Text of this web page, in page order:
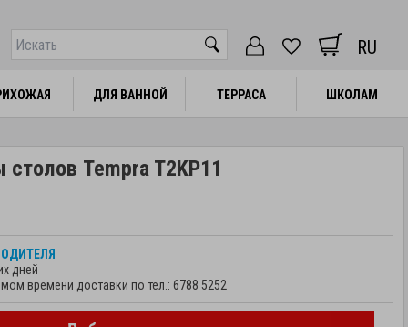
RU
ДЛЯ ВАННОЙ ТЕРРАСА ШКОЛАМ
ДЛЯ ВАННОЙ ТЕРРАСА ШКОЛАМ
Tempra T2KP11
дней
времени доставки по тел.: 6788 5252